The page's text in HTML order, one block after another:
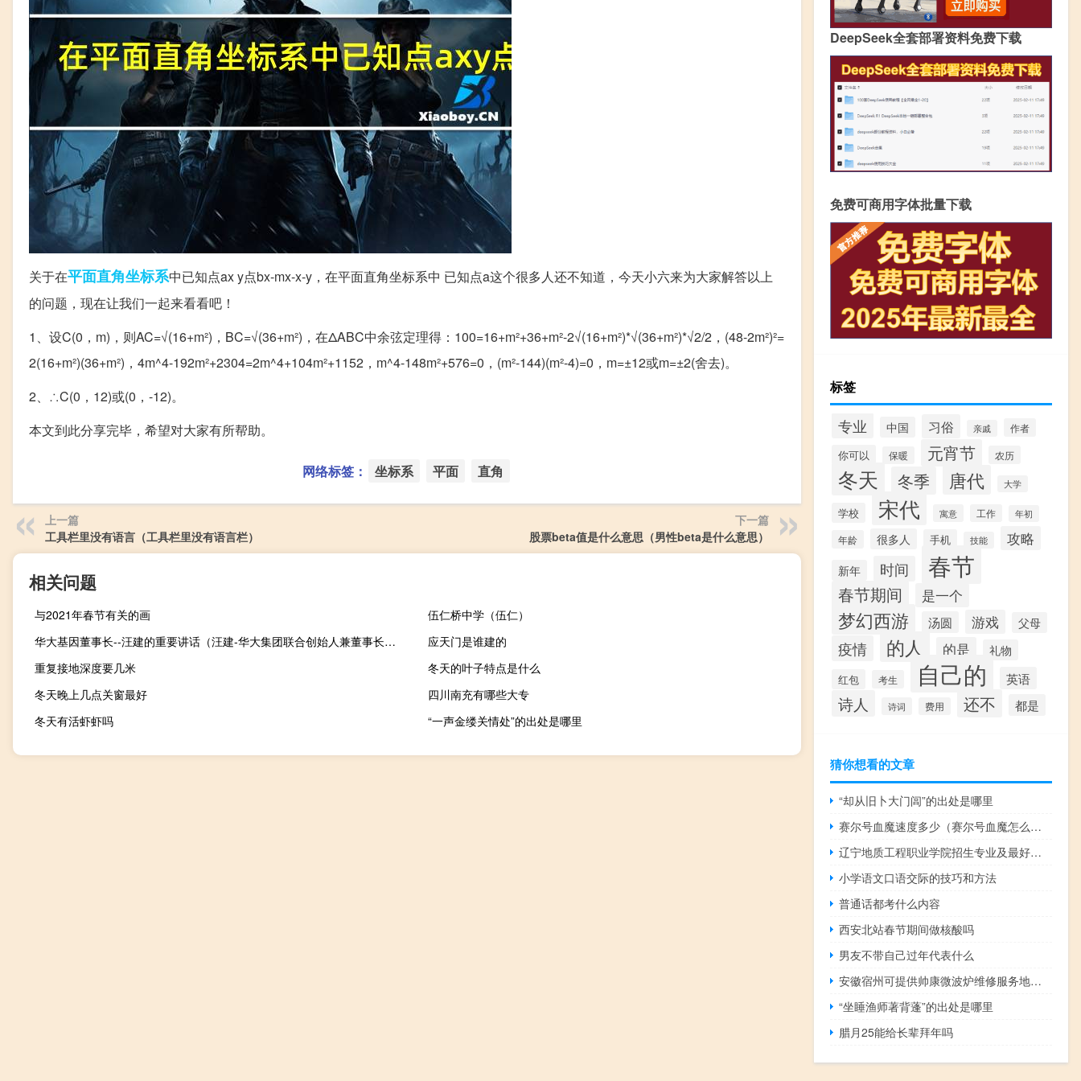
关于在平面直角坐标系中已知点ax y点bx-mx-x-y，在平面直角坐标系中 已知点a这个很多人还不知道，今天小六来为大家解答以上
的问题，现在让我们一起来看看吧！
1、设C(0，m)，则AC=√(16+m²)，BC=√(36+m²)，在ΔABC中余弦定理得：100=16+m²+36+m²-2√(16+m²)*√(36+m²)*√2/2，(48-2m²)²=
2(16+m²)(36+m²)，4m^4-192m²+2304=2m^4+104m²+1152，m^4-148m²+576=0，(m²-144)(m²-4)=0，m=±12或m=±2(舍去)。
2、∴C(0，12)或(0，-12)。
本文到此分享完毕，希望对大家有所帮助。
网络标签： 坐标系 平面 直角
上一篇
工具栏里没有语言（工具栏里没有语言栏）
下一篇
股票beta值是什么意思（男性beta是什么意思）
相关问题
与2021年春节有关的画
伍仁桥中学（伍仁）
华大基因董事长--汪建的重要讲话（汪建-华大集团联合创始人兼董事长介绍）
应天门是谁建的
重复接地深度要几米
冬天的叶子特点是什么
冬天晚上几点关窗最好
四川南充有哪些大专
冬天有活虾虾吗
“一声金缕关情处”的出处是哪里
DeepSeek全套部署资料免费下载
免费可商用字体批量下载
标签
专业 中国 习俗 亲戚 作者
你可以 保暖 元宵节 农历
冬天 冬季 唐代 大学
学校 宋代 寓意 工作 年初
年龄 很多人 手机 技能 攻略
新年 时间 春节
春节期间 是一个
梦幻西游 汤圆 游戏 父母
疫情 的人 的是 礼物
红包 考生 自己的 英语
诗人 诗词 费用 还不 都是
猜你想看的文章
“却从旧卜大门闾”的出处是哪里
赛尔号血魔速度多少（赛尔号血魔怎么打）
辽宁地质工程职业学院招生专业及最好的专业有哪些
小学语文口语交际的技巧和方法
普通话都考什么内容
西安北站春节期间做核酸吗
男友不带自己过年代表什么
安徽宿州可提供帅康微波炉维修服务地址在哪
“坐睡渔师著背蓬”的出处是哪里
腊月25能给长辈拜年吗